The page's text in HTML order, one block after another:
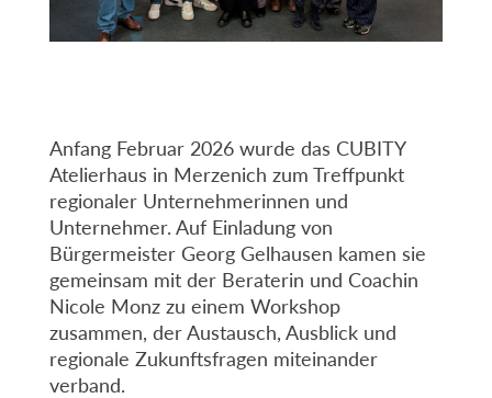
Anfang Februar 2026 wurde das CUBITY
Atelierhaus in Merzenich zum Treffpunkt
regionaler Unternehmerinnen und
Unternehmer. Auf Einladung von
Bürgermeister Georg Gelhausen kamen sie
gemeinsam mit der Beraterin und Coachin
Nicole Monz zu einem Workshop
zusammen, der Austausch, Ausblick und
regionale Zukunftsfragen miteinander
verband.